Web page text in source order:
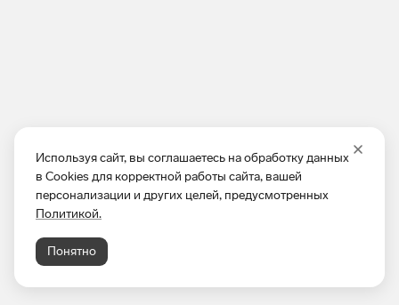
Используя сайт, вы соглашаетесь на обработку данных
в Cookies для корректной работы сайта, вашей
персонализации и других целей, предусмотренных
Политикой.
Понятно